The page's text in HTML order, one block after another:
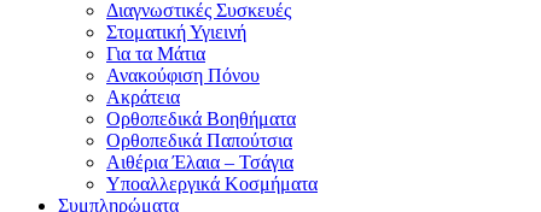
Διαγνωστικές Συσκευές
Στοματική Υγιεινή
Για τα Μάτια
Ανακούφιση Πόνου
Ακράτεια
Ορθοπεδικά Βοηθήματα
Ορθοπεδικά Παπούτσια
Αιθέρια Έλαια – Τσάγια
Υποαλλεργικά Κοσμήματα
Συμπληρώματα